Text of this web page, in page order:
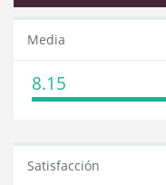
Media
8.15
Satisfacción